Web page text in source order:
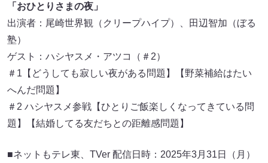
「おひとりさまの夜」
出演者：尾崎世界観（クリープハイプ）、田辺智加（ぼる
塾）
ゲスト：ハシヤスメ・アツコ（＃2）
＃1【どうしても寂しい夜がある問題】【野菜補給はたい
へんだ問題】
＃2 ハシヤスメ参戦【ひとりご飯楽しくなってきている問
題】【結婚してる友だちとの距離感問題】
■ネットもテレ東、TVer 配信日時：2025年3月31日（月）